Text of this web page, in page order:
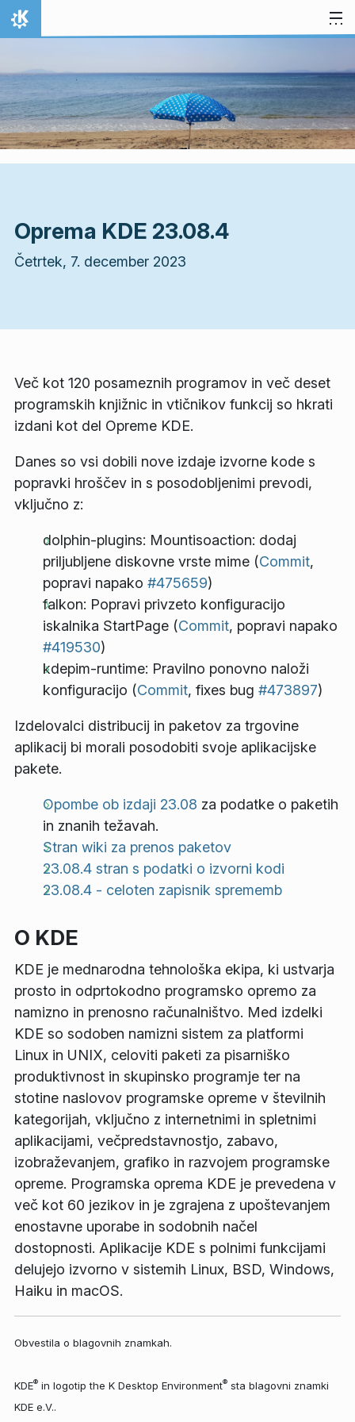
Preskoči na vsebino
Domov
Oprema KDE 23.08.4
Četrtek, 7. december 2023
Več kot 120 posameznih programov in več deset
programskih knjižnic in vtičnikov funkcij so hkrati
izdani kot del Opreme KDE.
Danes so vsi dobili nove izdaje izvorne kode s
popravki hroščev in s posodobljenimi prevodi,
vključno z:
dolphin-plugins: Mountisoaction: dodaj
priljubljene diskovne vrste mime (Commit,
popravi napako #475659)
falkon: Popravi privzeto konfiguracijo
iskalnika StartPage (Commit, popravi napako
#419530)
kdepim-runtime: Pravilno ponovno naloži
konfiguracijo (Commit, fixes bug #473897)
Izdelovalci distribucij in paketov za trgovine
aplikacij bi morali posodobiti svoje aplikacijske
pakete.
Opombe ob izdaji 23.08 za podatke o paketih
in znanih težavah.
Stran wiki za prenos paketov
23.08.4 stran s podatki o izvorni kodi
23.08.4 - celoten zapisnik sprememb
O KDE
KDE je mednarodna tehnološka ekipa, ki ustvarja
prosto in odprtokodno programsko opremo za
namizno in prenosno računalništvo. Med izdelki
KDE so sodoben namizni sistem za platformi
Linux in UNIX, celoviti paketi za pisarniško
produktivnost in skupinsko programje ter na
stotine naslovov programske opreme v številnih
kategorijah, vključno z internetnimi in spletnimi
aplikacijami, večpredstavnostjo, zabavo,
izobraževanjem, grafiko in razvojem programske
opreme. Programska oprema KDE je prevedena v
več kot 60 jezikov in je zgrajena z upoštevanjem
enostavne uporabe in sodobnih načel
dostopnosti. Aplikacije KDE s polnimi funkcijami
delujejo izvorno v sistemih Linux, BSD, Windows,
Haiku in macOS.
Obvestila o blagovnih znamkah.
KDE® in logotip the K Desktop Environment® sta blagovni znamki
KDE e.V..